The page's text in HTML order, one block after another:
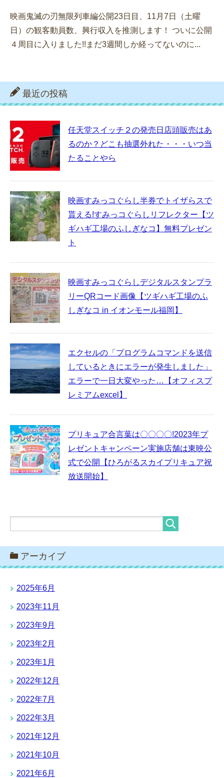
映画鬼滅の刃無限列車編公開23日目、11月7日（土曜
日）の観客動員数、興行収入を推測します！ ついに公開
４周目に入りました!!まだ3週間しか経ってないのに...
最近の投稿
任天堂スイッチ２の発売日店頭販売はあ
るのか？どこも抽選外れた・・・いつ当
たることやら
映画すみっコぐらし半券でトイザらスで
貰える!すみっコぐらしリフレクター【ツ
ギハギ工場のふしぎなコ】無料プレゼン
ト
映画すみっコぐらしデジタルスタンプラ
リーQRコード画像【ツギハギ工場のふ
しぎなコ in イオンモール福岡】
エクセルの「プログラムコマンドを送信
しているときにエラーが発生しました」
エラーで一日大変やった…【オフィスプ
レミアムexcel】
プリキュア合言葉は〇〇〇〇!2023年プ
レゼントキャンペーン実施店舗は東映公
式で公開【ひろがるスカイプリキュア祝
放送開始】
アーカイブ
2025年6月
2023年11月
2023年9月
2023年2月
2023年1月
2022年12月
2022年7月
2022年3月
2021年12月
2021年10月
2021年6月